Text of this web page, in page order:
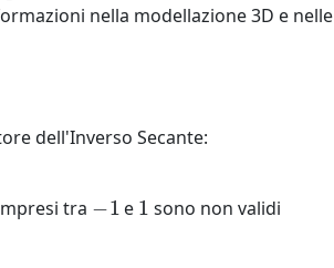
nella modellazione 3D e nelle
dell'Inverso Secante:
tra e
sono non validi